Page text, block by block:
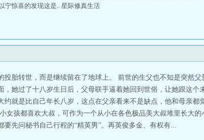
惊喜的发现这是.. 星际修真生活
胎转世，而是继续留在了地球上。 前世的生父也不知是突然父
她过了十八岁生日后，父母联手逼着她回到世俗，让她跟这个
就是比自己年长八岁，这点在父亲看来不是缺点，他和母亲都
孩都喜欢大叔，可作为一个从小在各色极品美大叔堆里长大的
先问秘书自己行程的“精英男”。再英俊多金、有权有...